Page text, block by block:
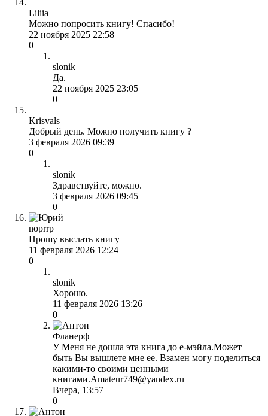
Liliia
Можно попросить книгу! Спасибо!
22 ноября 2025 22:58
0
slonik
Да.
22 ноября 2025 23:05
0
Krisvals
Добрый день. Можно получить книгу ?
3 февраля 2026 09:39
0
slonik
Здравствуйте, можно.
3 февраля 2026 09:45
0
noprrp
Прошу выслать книгу
11 февраля 2026 12:24
0
slonik
Хорошо.
11 февраля 2026 13:26
0
Фланерф
У Меня не дошла эта книга до е-мэйла.Может
быть Вы вышлете мне ее. Взамен могу поделиться
какими-то своими ценными
книгами.Amateur749@yandex.ru
Вчера, 13:57
0